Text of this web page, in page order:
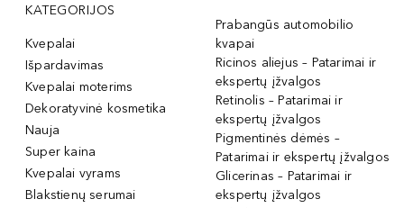
KATEGORIJOS
Kvepalai
Išpardavimas
Kvepalai moterims
Dekoratyvinė kosmetika
Nauja
Super kaina
Kvepalai vyrams
Blakstienų serumai
Prabangūs automobilio
kvapai
Ricinos aliejus – Patarimai ir
ekspertų įžvalgos
Retinolis – Patarimai ir
ekspertų įžvalgos
Pigmentinės dėmės –
Patarimai ir ekspertų įžvalgos
Glicerinas – Patarimai ir
ekspertų įžvalgos